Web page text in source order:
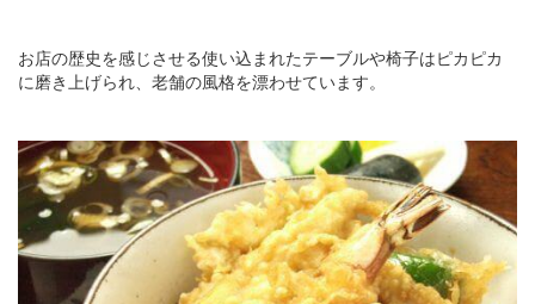
お店の歴史を感じさせる使い込まれたテーブルや椅子はピカピカ
に磨き上げられ、老舗の風格を漂わせています。